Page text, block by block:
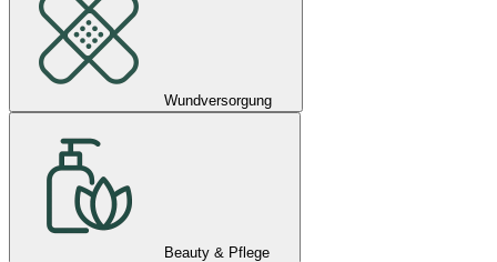
Wundversorgung
Beauty & Pflege